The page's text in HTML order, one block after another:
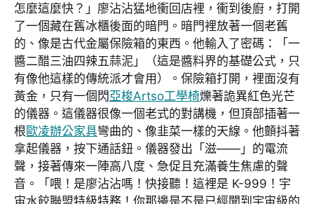
怎麼這麼快？」廖沾沾猛地衝回店裡，衝到後廚，打開
了一個藏在舊冰櫃後面的暗門。暗門裡放著一個老舊
的、像是古代金屬保險箱的東西。他輸入了密碼：「一
醬二醋三油四辣五蒜泥」（這是醬料界的基礎公式，只
有像他這樣的傳統派才會用）。保險箱打開，裡面沒有
黃金，只有一個閃亞梭Artso工學椅爍著詭異紅色光芒
的儀器。這儀器很像一個老式的對講機，但頂部插著一
根歐凌辦公家具彎曲的、像韭菜一樣的天線。他顫抖著
拿起儀器，按下通話鈕。儀器發出「滋——」的電流
聲，接著傳來一陣高八度、急促且充滿養生焦慮的聲
音。「喂！是廖沾沾嗎！快接聽！這裡是 K-999！宇
宙水餃聯盟特級特務！你那邊是不是已經聞到宇宙級的